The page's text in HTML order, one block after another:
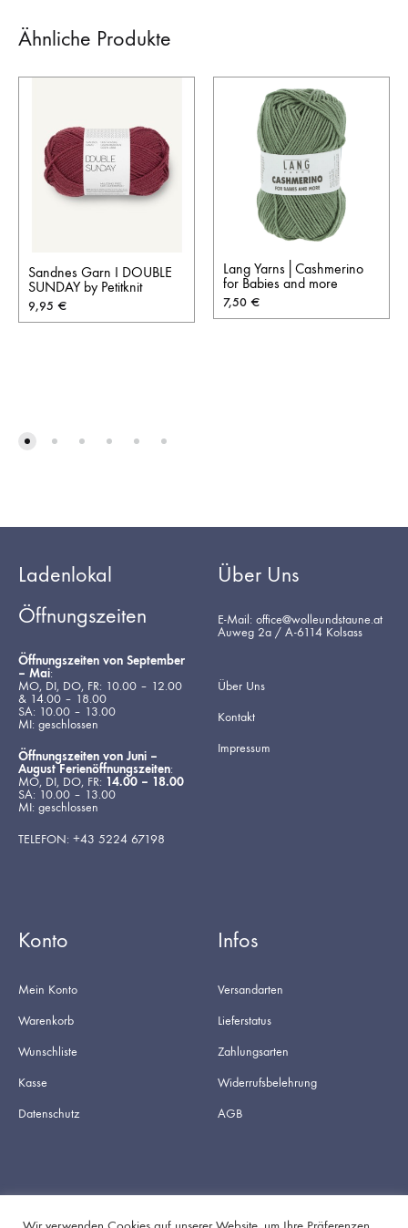
Ähnliche Produkte
Sandnes Garn I DOUBLE
SUNDAY by Petitknit
9,95 €
Lang Yarns│Cashmerino
for Babies and more
7,50 €
Ladenlokal
Öffnungszeiten
Öffnungszeiten von September
– Mai:
MO, DI, DO, FR: 10.00 – 12.00
& 14.00 – 18.00
SA: 10.00 – 13.00
MI: geschlossen
Öffnungszeiten von Juni –
August Ferienöffnungszeiten:
MO, DI, DO, FR: 14.00 – 18.00
SA: 10.00 – 13.00
MI: geschlossen
TELEFON: +43 5224 67198
Über Uns
E-Mail: office@wolleundstaune.at
Auweg 2a / A-6114 Kolsass
Über Uns
Kontakt
Impressum
Konto
Mein Konto
Warenkorb
Wunschliste
Kasse
Datenschutz
Infos
Versandarten
Lieferstatus
Zahlungsarten
Widerrufsbelehrung
AGB